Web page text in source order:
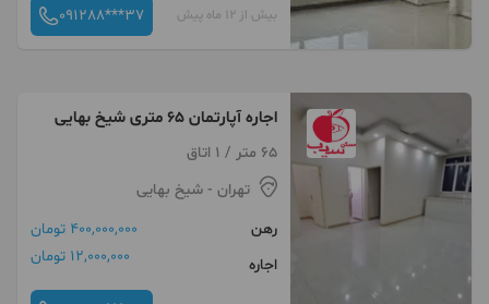
بیش از 12 ماه پیش 091288***37
اجاره آپارتمان 65 متری شیخ بهایی
65 متر / 1 اتاق
تهران - شیخ بهایی
رهن
400,000,000 تومان
اجاره
12,000,000 تومان